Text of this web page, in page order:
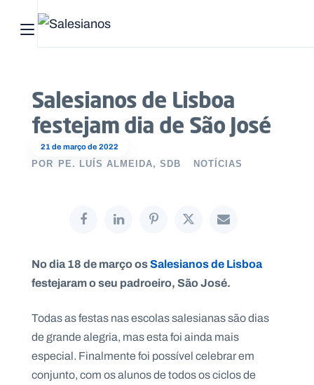
Abrir menu principal
21 de março de 2022
Salesianos de Lisboa
festejam dia de São José
POR PE. LUÍS ALMEIDA, SDB NOTÍCIAS
No dia 18 de março osSalesianos de Lisboa
festejaram o seu padroeiro, São José.
Todas as festas nas escolas salesianas são dias
de grande alegria, mas esta foi ainda mais
especial. Finalmente foi possível celebrar em
conjunto, com os alunos de todos os ciclos de
Início
Quem
somos
que
Recursos
Notícias